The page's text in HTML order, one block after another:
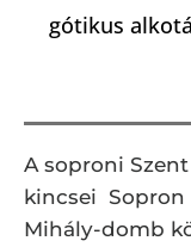
gótikus
A soproni
kincsei Sopron
Mihály-domb